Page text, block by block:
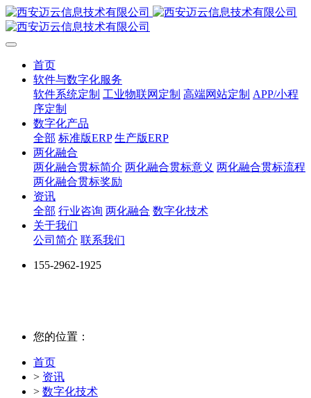
首页
软件与数字化服务
软件系统定制 工业物联网定制 高端网站定制 APP/小程
序定制
数字化产品
全部 标准版ERP 生产版ERP
两化融合
两化融合贯标简介 两化融合贯标意义 两化融合贯标流程
两化融合贯标奖励
资讯
全部 行业咨询 两化融合 数字化技术
关于我们
公司简介 联系我们
155-2962-1925
您的位置：
首页
> 资讯
> 数字化技术